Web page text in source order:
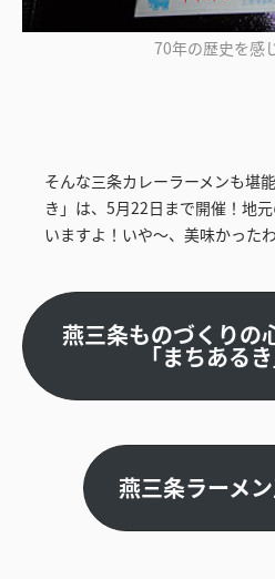
70年の歴史を感
そんな三条カレーラーメンも堪
き」は、5月22日まで開催！地
いますよ！いや～、美味かった
燕三条ものづくりの
「まちあるき
燕三条ラーメ